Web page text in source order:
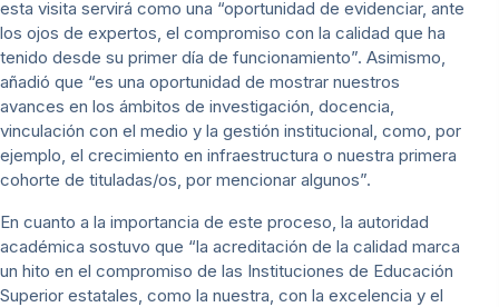
esta visita servirá como una “oportunidad de evidenciar, ante
los ojos de expertos, el compromiso con la calidad que ha
tenido desde su primer día de funcionamiento”. Asimismo,
añadió que “es una oportunidad de mostrar nuestros
avances en los ámbitos de investigación, docencia,
vinculación con el medio y la gestión institucional, como, por
ejemplo, el crecimiento en infraestructura o nuestra primera
cohorte de tituladas/os, por mencionar algunos”.
En cuanto a la importancia de este proceso, la autoridad
académica sostuvo que “la acreditación de la calidad marca
un hito en el compromiso de las Instituciones de Educación
Superior estatales, como la nuestra, con la excelencia y el